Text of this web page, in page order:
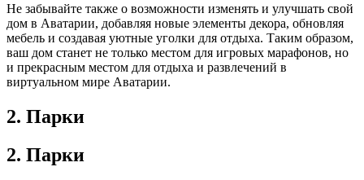
Не забывайте также о возможности изменять и улучшать свой
дом в Аватарии, добавляя новые элементы декора, обновляя
мебель и создавая уютные уголки для отдыха. Таким образом,
ваш дом станет не только местом для игровых марафонов, но
и прекрасным местом для отдыха и развлечений в
виртуальном мире Аватарии.
2. Парки
2. Парки